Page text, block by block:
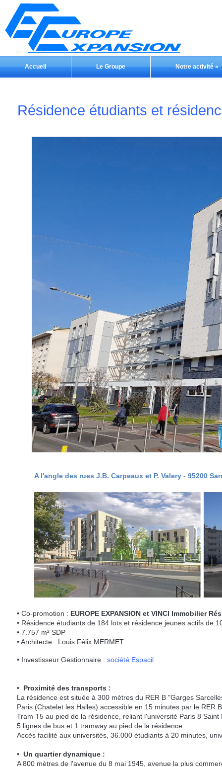
Accueil Le Groupe Notre activité»
Résidence étudiants et
A l'angle des rues J.B. Carpeaux et P. Valery - 95200
• Co-promotion : EUROPE EXPANSION et VINCI Immobilier
• Résidence étudiants de 184 lots et résidence jeunes actifs de
• 7.757 m² SDP
• Architecte : Louis Félix MERMET
• Investisseur Gestionnaire : société Espacil
• Proximité des transports :
La résidence est située à 300 mètres du RER B "Garges
Paris (Chatelet les Halles) accessible en 15 minutes par le RER
Tram T5 au pied de la résidence, reliant l'université Paris 8 Saint
5 lignes de bus et 1 tramway au pied de la résidence.
Accès facilité aux universités, 36.000 étudiants à 20 minutes,
• Un quartier dynamique :
A 800 mètres de l'avenue du 8 mai 1945, avenue la plus